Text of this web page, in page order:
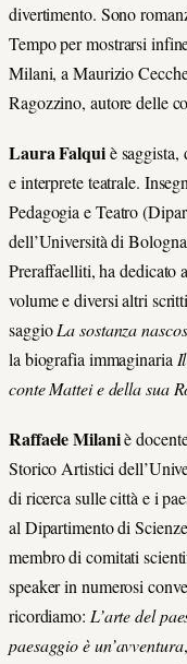
divertimento. Sono
Tempo per mostrarsi
Milani, a Maurizio
Ragozzino, autore delle
Laura Falquiè saggista,
e interprete teatrale.
Pedagogia e Teatro
dell’Università di
Preraffaelliti, ha dedicato
volume e diversi altri
saggioLa sostanza
la biografia immaginaria
conte Mattei e della sua
Raffaele Milaniè
Storico Artistici
di ricerca sulle città e i
al Dipartimento di
membro di comitati
speaker in numerosi
ricordiamo: L’arte del
paesaggio è un’avventura